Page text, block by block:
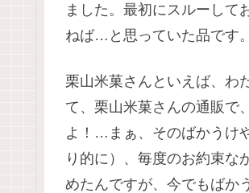
ました。最初にスルーして
ねば…と思っていた品です。
栗山米菓さんといえば、わ
て、栗山米菓さんの通販で
よ！…まぁ、そのばかうけ
り的に）、毎度のお約束な
めたんですが、今でもばか